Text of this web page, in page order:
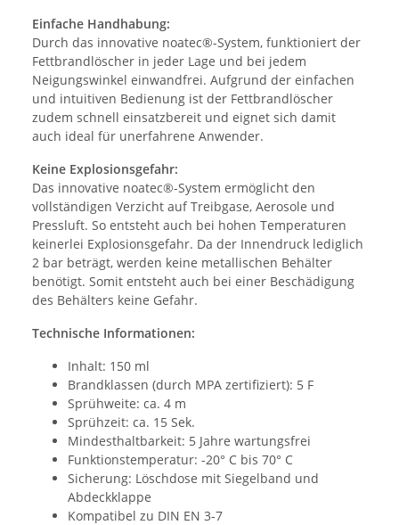
Einfache Handhabung:
Durch das innovative noatec®-System, funktioniert der
Fettbrandlöscher in jeder Lage und bei jedem
Neigungswinkel einwandfrei. Aufgrund der einfachen
und intuitiven Bedienung ist der Fettbrandlöscher
zudem schnell einsatzbereit und eignet sich damit
auch ideal für unerfahrene Anwender.
Keine Explosionsgefahr:
Das innovative noatec®-System ermöglicht den
vollständigen Verzicht auf Treibgase, Aerosole und
Pressluft. So entsteht auch bei hohen Temperaturen
keinerlei Explosionsgefahr. Da der Innendruck lediglich
2 bar beträgt, werden keine metallischen Behälter
benötigt. Somit entsteht auch bei einer Beschädigung
des Behälters keine Gefahr.
Technische Informationen:
Inhalt: 150 ml
Brandklassen (durch MPA zertifiziert): 5 F
Sprühweite: ca. 4 m
Sprühzeit: ca. 15 Sek.
Mindesthaltbarkeit: 5 Jahre wartungsfrei
Funktionstemperatur: -20° C bis 70° C
Sicherung: Löschdose mit Siegelband und
Abdeckklappe
Kompatibel zu DIN EN 3-7